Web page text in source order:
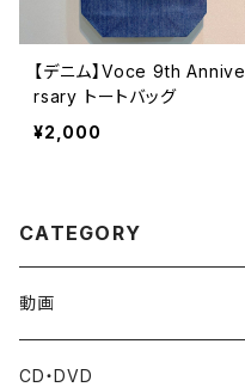
【デニム】Voce 9th Annive
rsary トートバッグ
¥2,000
CATEGORY
動画
CD・DVD